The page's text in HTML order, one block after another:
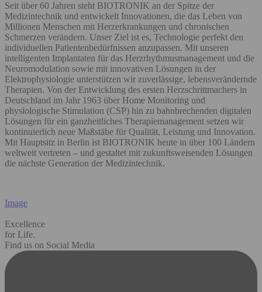
Seit über 60 Jahren steht BIOTRONIK an der Spitze der
Medizintechnik und entwickelt Innovationen, die das Leben von
Millionen Menschen mit Herzerkrankungen und chronischen
Schmerzen verändern. Unser Ziel ist es, Technologie perfekt den
individuellen Patientenbedürfnissen anzupassen. Mit unseren
intelligenten Implantaten für das Herzrhythmusmanagement und die
Neuromodulation sowie mit innovativen Lösungen in der
Elektrophysiologie unterstützen wir zuverlässige, lebensverändernde
Therapien. Von der Entwicklung des ersten Herzschrittmachers in
Deutschland im Jahr 1963 über Home Monitoring und
physiologische Stimulation (CSP) hin zu bahnbrechenden digitalen
Lösungen für ein ganzheitliches Therapiemanagement setzen wir
kontinuierlich neue Maßstäbe für Qualität, Leistung und Innovation.
Mit Hauptsitz in Berlin ist BIOTRONIK heute in über 100 Ländern
weltweit vertreten – und gestaltet mit zukunftsweisenden Lösungen
die nächste Generation der Medizintechnik.
Image
Excellence
for Life.
Find us on Social Media